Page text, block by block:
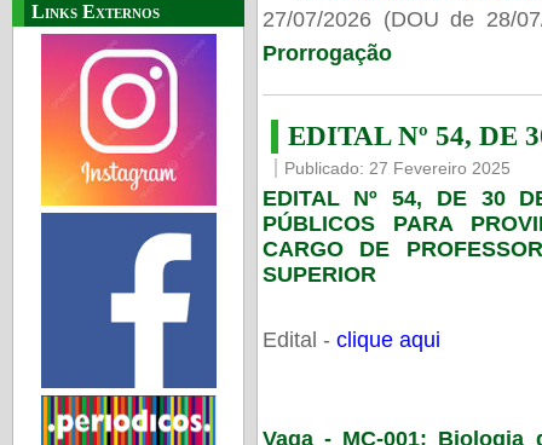
Links Externos
27/07/2026 (DOU de 28/
Prorrogação
EDITAL Nº 54, DE
Publicado: 27 Fevereiro 2025
EDITAL Nº 54, DE 30
PÚBLICOS PARA
CARGO DE
SUPERIOR
Edital - clique aqui
Vaga - MC-001: Biologia